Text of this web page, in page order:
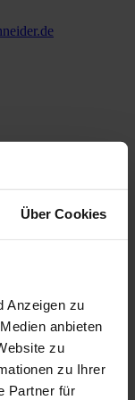
Über Cookies
Anzeigen zu
anbieten
zu
zu Ihrer
Partner für